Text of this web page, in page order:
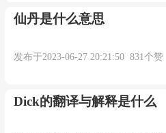
仙丹是什么意思
发布于2023-06-27 20:21:50 831个赞
Dick的翻译与解释是什么